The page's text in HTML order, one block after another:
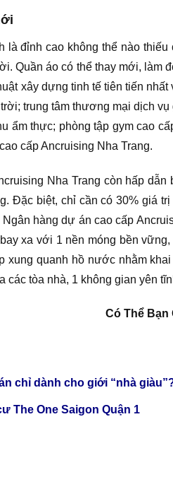
là đỉnh cao không thể nào
Quần áo có thể thay mới,
xây dựng tinh tế tiên tiến
trung tâm thương mại dịch
ẩm thực; phòng tập gym cao
cấp Ancruising Nha Trang.
Nha Trang còn hấp
Đặc biệt, chỉ cần có 30% giá
hàng dự án cao cấp
xa với 1 nền móng bền
quanh hồ nước nhằm
tòa nhà, 1 không gian yên
Có Thể Bạn
chỉ dành cho giới “nhà
The One Saigon Quận 1